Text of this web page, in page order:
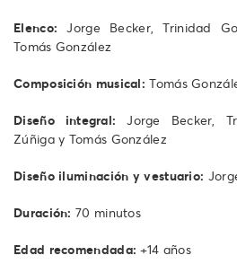
Elenco: Jorge Becker, Trinidad
Tomás González
Composición musical: Tomás
Diseño integral: Jorge Becker,
Zúñiga y Tomás González
Diseño iluminación y vestuario:
Duración: 70 minutos
Edad recomendada: +14 años